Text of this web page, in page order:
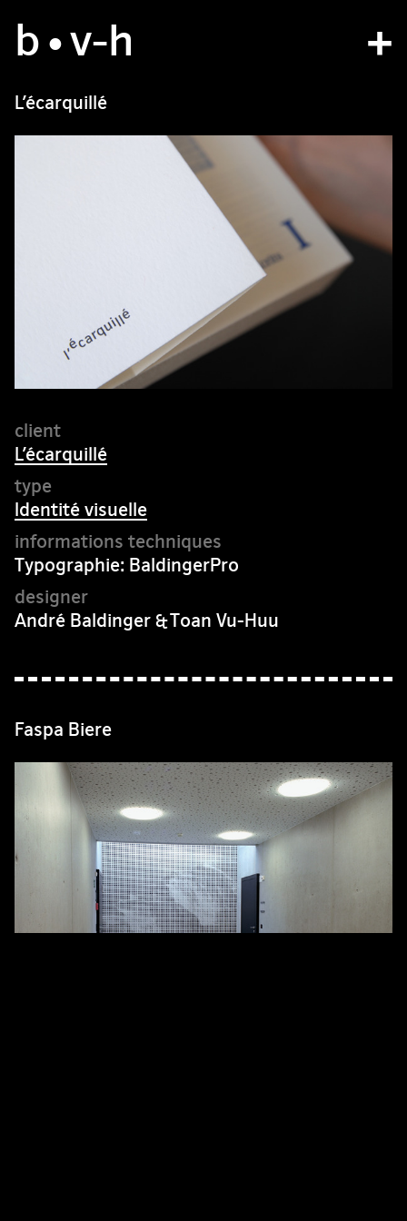
b•v-h
atelier
projets
bvh type
L’écarquillé
L’écarquillé
Identité visuelle
Typographie: BaldingerPro
André Baldinger & Toan Vu-Huu
Faspa Biere